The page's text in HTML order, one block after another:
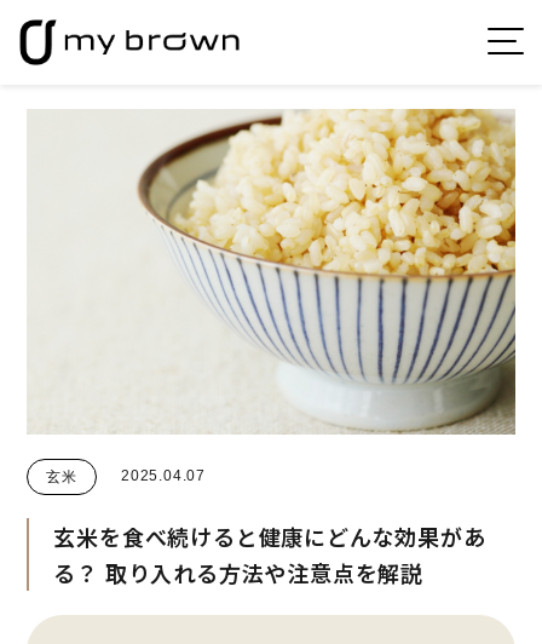
玄米 2025.04.07
玄米を食べ続けると健康にどんな効果があ
る？ 取り入れる方法や注意点を解説